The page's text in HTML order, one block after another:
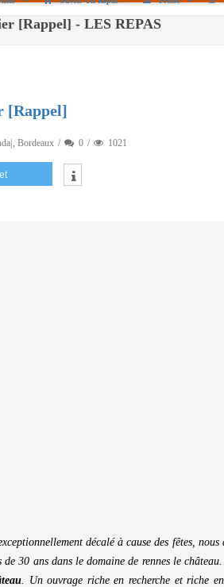
[Rappel] - LES REPAS
[Rappel]
, Bordeaux 0 1021
décalé à cause des fêtes,
30 ans dans le domaine de rennes le
. Un ouvrage riche en recherche et riche